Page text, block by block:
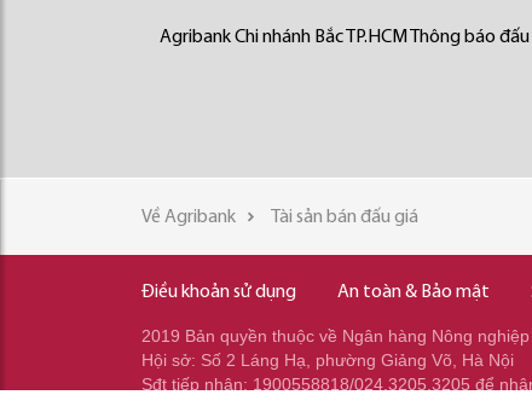
Agribank Chi nhánh Bắc TP.HCM Thông báo
Về Agribank Tài sản bán đấu giá
Điều khoản sử dụng An toàn & Bảo mật
2019 Bản quyền thuộc về Ngân hàng Nông
Hội sở: Số 2 Láng Hạ, phường Giảng Võ, Hà Nội
Sđt tiếp nhận: 1900558818/024.3205.3205 để